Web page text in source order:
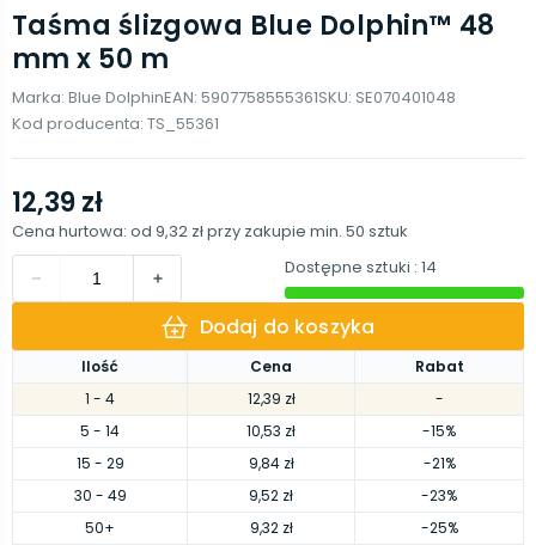
Taśma ślizgowa Blue Dolphin™ 48
mm x 50 m
Marka: Blue DolphinEAN: 5907758555361SKU: SE070401048
Kod producenta: TS_55361
Ilość Cena
Rabat
1 - 4 12,39 zł
-
5 - 14 10,53 zł
-15%
15 - 29 9,84 zł
-21%
30 - 49 9,52 zł
-23%
50+ 9,32 zł -25%
12,39 zł
Cena hurtowa: od 9,32 złprzy zakupie min. 50 sztuk
Dostępne sztuki : 14
Dodaj do koszyka